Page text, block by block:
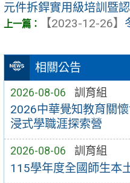
相關公告
2026-08-06 訓育組
2026中華覺知教育關
浸式學職涯探索營
2026-08-06 訓育組
115學年度全國師生本
元件拆銲實用級培訓暨
【2023-12-26】